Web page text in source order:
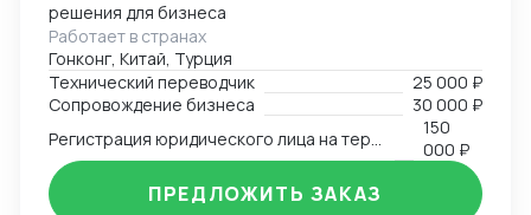
решения для бизнеса
Работает в странах
Гонконг, Китай, Турция
Технический переводчик
25 000 ₽
Сопровождение бизнеса
30 000 ₽
150
000 ₽
ПРЕДЛОЖИТЬ ЗАКАЗ